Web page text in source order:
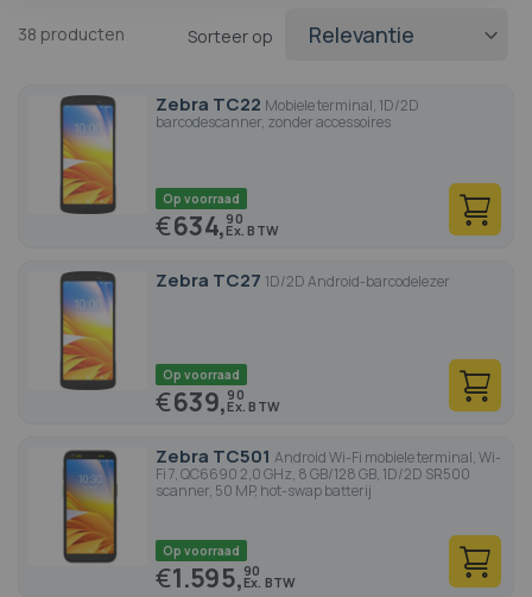
38 producten Sorteer op
Zebra TC22 Mobiele terminal, 1D/2D
barcodescanner, zonder accessoires
Op voorraad
€634,90
Zebra TC27 1D/2D Android-barcodelezer
Op voorraad
€639,90
Zebra TC501 Android Wi-Fi mobiele terminal, Wi-
Fi 7, QC6690 2,0 GHz, 8 GB/128 GB, 1D/2D SR500
scanner, 50 MP, hot-swap batterij
Op voorraad
€1.595,90